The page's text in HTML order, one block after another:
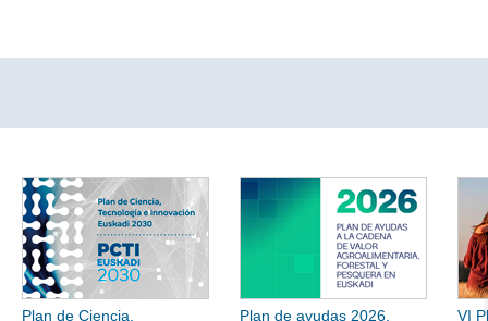
Plan de Ciencia, Plan de ayudas 2026. VI